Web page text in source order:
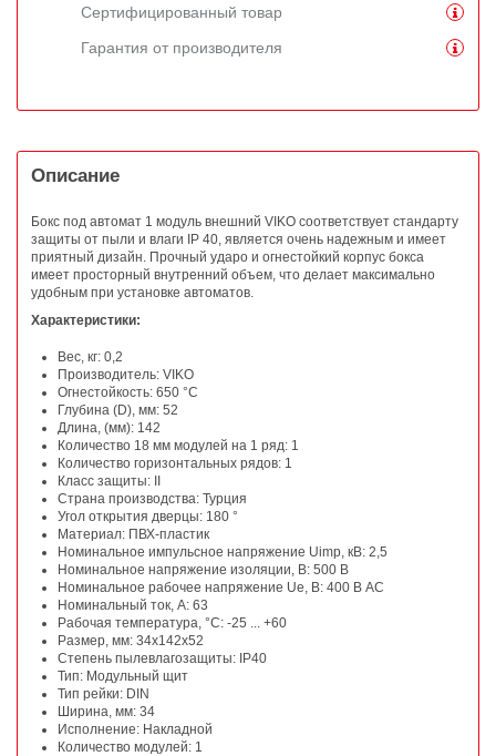
Сертифицированный товар
Гарантия от производителя
Описание
Бокс под автомат 1 модуль внешний VIKO соответствует стандарту
защиты от пыли и влаги IP 40, является очень надежным и имеет
приятный дизайн. Прочный ударо и огнестойкий корпус бокса
имеет просторный внутренний объем, что делает максимально
удобным при установке автоматов.
Характеристики:
Вес, кг: 0,2
Производитель: VIKO
Огнестойкость: 650 °C
Глубина (D), мм: 52
Длина, (мм): 142
Количество 18 мм модулей на 1 ряд: 1
Количество горизонтальных рядов: 1
Класс защиты: II
Страна производства: Турция
Угол открытия дверцы: 180 °
Материал: ПВХ-пластик
Номинальное импульсное напряжение Uimp, кВ: 2,5
Номинальное напряжение изоляции, В: 500 В
Номинальное рабочее напряжение Ue, В: 400 В АС
Номинальный ток, А: 63
Рабочая температура, °С: -25 ... +60
Размер, мм: 34x142x52
Степень пылевлагозащиты: IP40
Тип: Модульный щит
Тип рейки: DIN
Ширина, мм: 34
Исполнение: Накладной
Количество модулей: 1